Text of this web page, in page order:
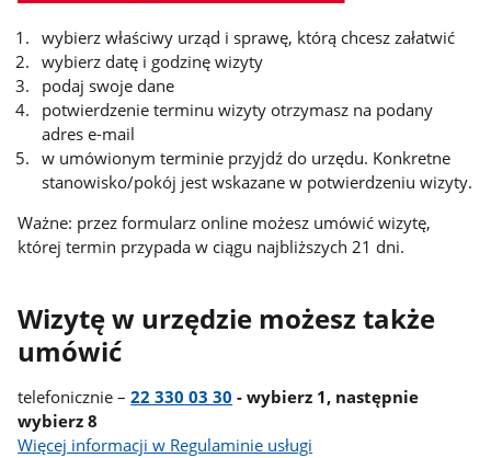
wybierz właściwy urząd i sprawę, którą chcesz załatwić
wybierz datę i godzinę wizyty
podaj swoje dane
potwierdzenie terminu wizyty otrzymasz na podany
adres e-mail
w umówionym terminie przyjdź do urzędu. Konkretne
stanowisko/pokój jest wskazane w potwierdzeniu wizyty.
Ważne: przez formularz online możesz umówić wizytę,
której termin przypada w ciągu najbliższych 21 dni.
Wizytę w urzędzie możesz także
umówić
telefonicznie –22 330 03 30 - wybierz 1, następnie
wybierz 8
Więcej informacji w Regulaminie usługi